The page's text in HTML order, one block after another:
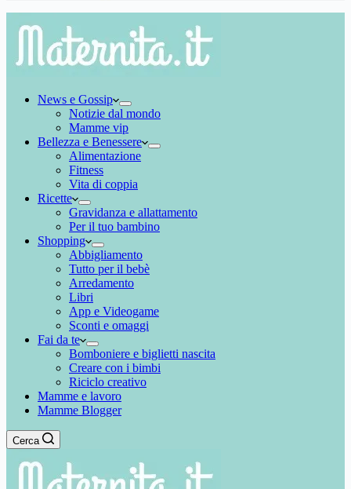
News e Gossip
Notizie dal mondo
Mamme vip
Bellezza e Benessere
Alimentazione
Fitness
Vita di coppia
Ricette
Gravidanza e allattamento
Per il tuo bambino
Shopping
Abbigliamento
Tutto per il bebè
Arredamento
Libri
App e Videogame
Sconti e omaggi
Fai da te
Bomboniere e biglietti nascita
Creare con i bimbi
Riciclo creativo
Mamme e lavoro
Mamme Blogger
Cerca